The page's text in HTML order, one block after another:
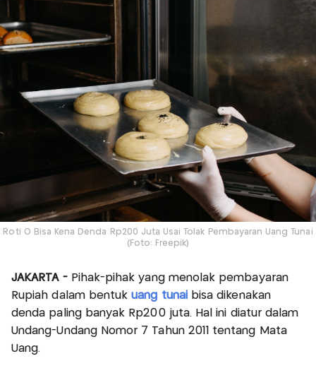
Roti O Bisa Kena Denda Rp200 Juta Usai Tolak Pembayaran Uang Tunai
(Foto: Freepik)
JAKARTA -Pihak-pihak yang menolak pembayaran
Rupiah dalam bentukuang tunaibisa dikenakan
denda paling banyak Rp200 juta. Hal ini diatur dalam
Undang-Undang Nomor 7 Tahun 2011 tentang Mata
Uang.